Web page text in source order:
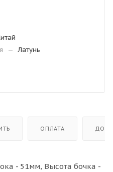
— Латунь
ОПЛАТА
- 51мм, Высота бочка -